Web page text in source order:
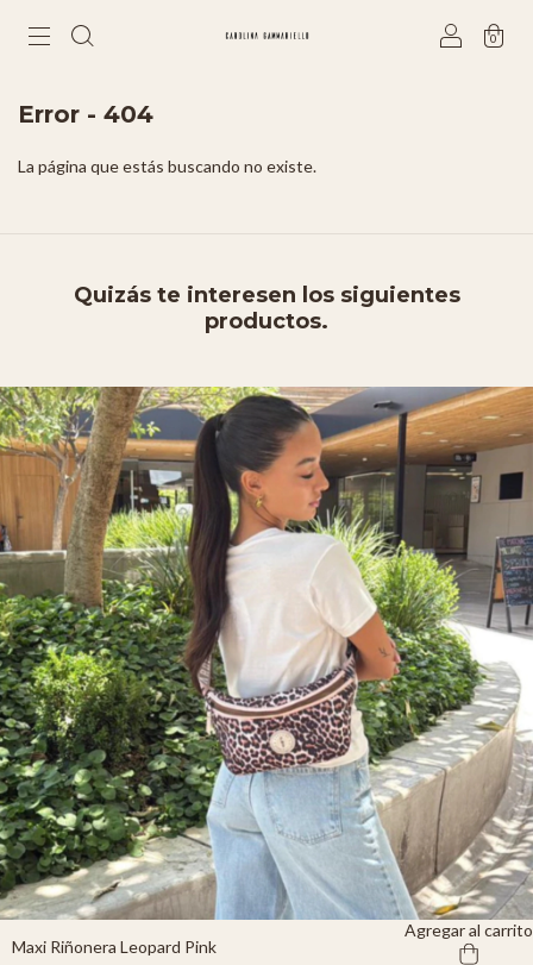
0
Error - 404
La página que estás buscando no existe.
Quizás te interesen los siguientes
productos.
Maxi Riñonera Leopard Pink
Agregar al carrito